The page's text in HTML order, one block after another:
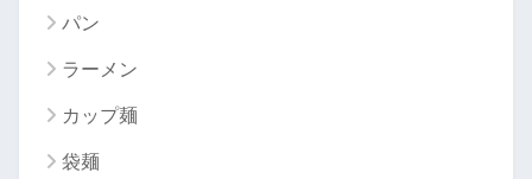
パン
ラーメン
カップ麺
袋麺